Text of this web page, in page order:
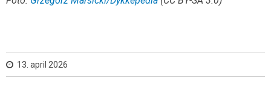
13. april 2026